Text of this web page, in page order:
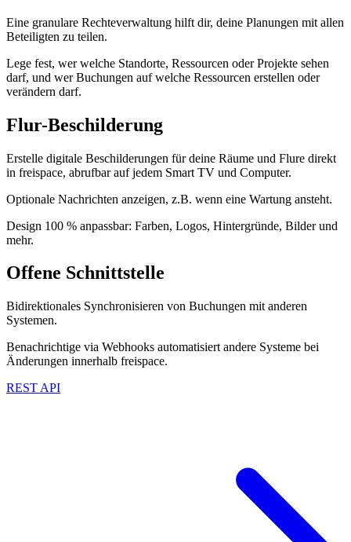
Eine granulare Rechteverwaltung hilft dir, deine Planungen mit allen
Beteiligten zu teilen.
Lege fest, wer welche Standorte, Ressourcen oder Projekte sehen
darf, und wer Buchungen auf welche Ressourcen erstellen oder
verändern darf.
Flur-Beschilderung
Erstelle digitale Beschilderungen für deine Räume und Flure direkt
in freispace, abrufbar auf jedem Smart TV und Computer.
Optionale Nachrichten anzeigen, z.B. wenn eine Wartung ansteht.
Design 100 % anpassbar: Farben, Logos, Hintergründe, Bilder und
mehr.
Offene Schnittstelle
Bidirektionales Synchronisieren von Buchungen mit anderen
Systemen.
Benachrichtige via Webhooks automatisiert andere Systeme bei
Änderungen innerhalb freispace.
REST API